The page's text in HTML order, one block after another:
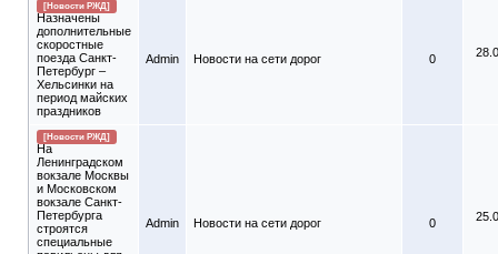
[Новости РЖД]
Назначены
дополнительные
скоростные
поезда Санкт-
Петербург –
Хельсинки на
период майских
праздников
Admin Новости на сети дорог 0
[Новости РЖД]
На
Ленинградском
вокзале Москвы
и Московском
вокзале Санкт-
Петербурга
строятся
специальные
Admin Новости на сети дорог 0